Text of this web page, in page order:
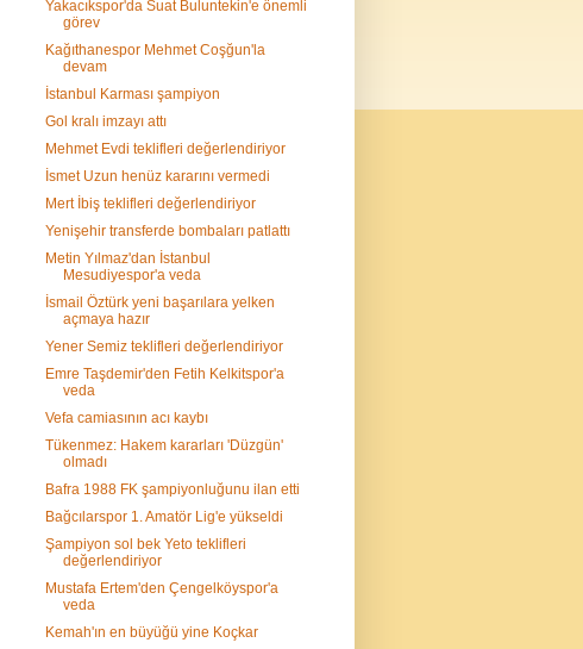
Yakacıkspor'da Suat Buluntekin'e önemli
görev
Kağıthanespor Mehmet Coşğun'la
devam
İstanbul Karması şampiyon
Gol kralı imzayı attı
Mehmet Evdi teklifleri değerlendiriyor
İsmet Uzun henüz kararını vermedi
Mert İbiş teklifleri değerlendiriyor
Yenişehir transferde bombaları patlattı
Metin Yılmaz'dan İstanbul
Mesudiyespor'a veda
İsmail Öztürk yeni başarılara yelken
açmaya hazır
Yener Semiz teklifleri değerlendiriyor
Emre Taşdemir'den Fetih Kelkitspor'a
veda
Vefa camiasının acı kaybı
Tükenmez: Hakem kararları 'Düzgün'
olmadı
Bafra 1988 FK şampiyonluğunu ilan etti
Bağcılarspor 1. Amatör Lig'e yükseldi
Şampiyon sol bek Yeto teklifleri
değerlendiriyor
Mustafa Ertem'den Çengelköyspor'a
veda
Kemah'ın en büyüğü yine Koçkar